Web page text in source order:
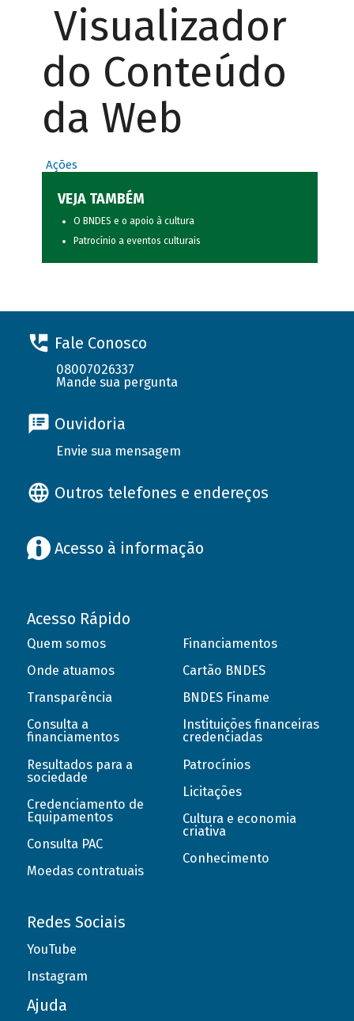
Visualizador
do Conteúdo
da Web
Ações
VEJA TAMBÉM
O BNDES e o apoio à cultura
Patrocínio a eventos culturais
Fale Conosco
08007026337
Mande sua pergunta
Ouvidoria
Envie sua mensagem
Outros telefones e endereços
Acesso à informação
Acesso Rápido
Quem somos
Onde atuamos
Transparência
Consulta a
financiamentos
Resultados para a
sociedade
Credenciamento de
Equipamentos
Consulta PAC
Moedas contratuais
Financiamentos
Cartão BNDES
BNDES Finame
Instituições financeiras
credenciadas
Patrocínios
Licitações
Cultura e economia
criativa
Conhecimento
Redes Sociais
YouTube
Instagram
Ajuda